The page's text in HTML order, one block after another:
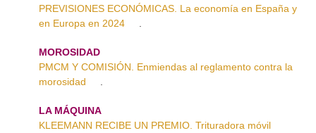
PREVISIONES ECONÓMICAS. La economía en España y
en Europa en 2024
MOROSIDAD
PMCM Y COMISIÓN. Enmiendas al reglamento contra la
morosidad
LA MÁQUINA
KLEEMANN RECIBE UN PREMIO. Trituradora móvil